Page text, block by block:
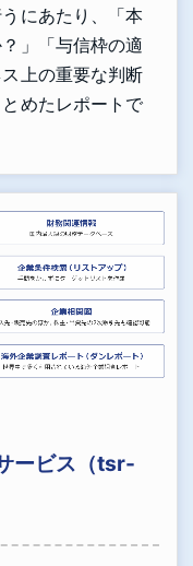
にあたり、「本
」「与信枠の適
上の重要な判断
めたレポートで
ービス（tsr-